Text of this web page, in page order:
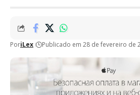
PoriLex Publicado em 28 de fevereiro de